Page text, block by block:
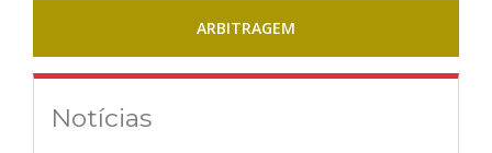
ARBITRAGEM
Notícias